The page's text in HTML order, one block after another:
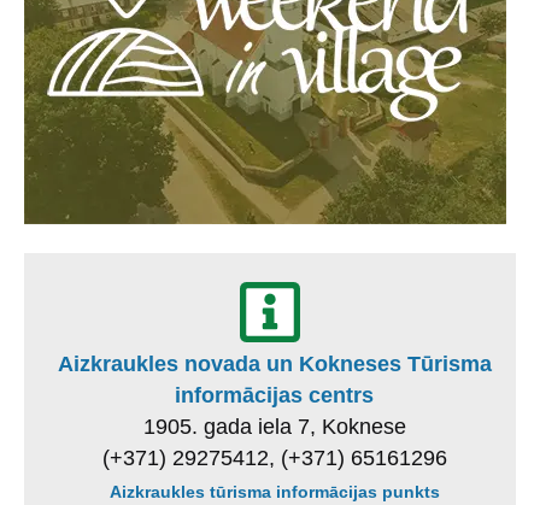
Aizkraukles novada un Kokneses Tūrisma
informācijas centrs
1905. gada iela 7, Koknese
(+371) 29275412, (+371) 65161296
Aizkraukles tūrisma informācijas punkts